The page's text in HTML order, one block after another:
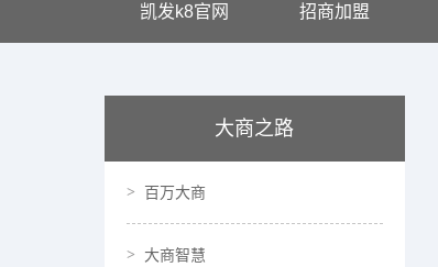
凯发k8官网 招商加盟
大商之路
百万大商
大商智慧